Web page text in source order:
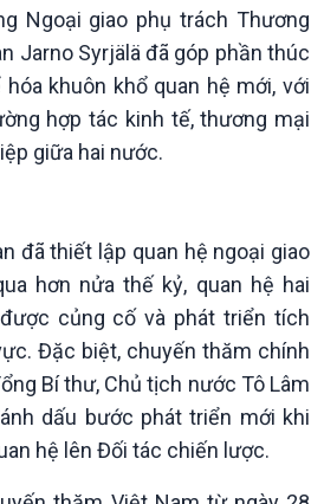
Thời sự
Thời sự 6h
Thời sự 12h
Thời sự 18h
Thời sự 21h30
Theo dòng Thời sự
Ngoại giao phụ trách Thương
Jarno Syrjälä đã góp phần thúc
khuôn khổ quan hệ mới, với
hợp tác kinh tế, thương mại
giữa hai nước.
đã thiết lập quan hệ ngoại giao
hơn nửa thế kỷ, quan hệ hai
củng cố và phát triển tích
Đặc biệt, chuyến thăm chính
Bí thư, Chủ tịch nước Tô Lâm
dấu bước phát triển mới khi
hệ lên Đối tác chiến lược.